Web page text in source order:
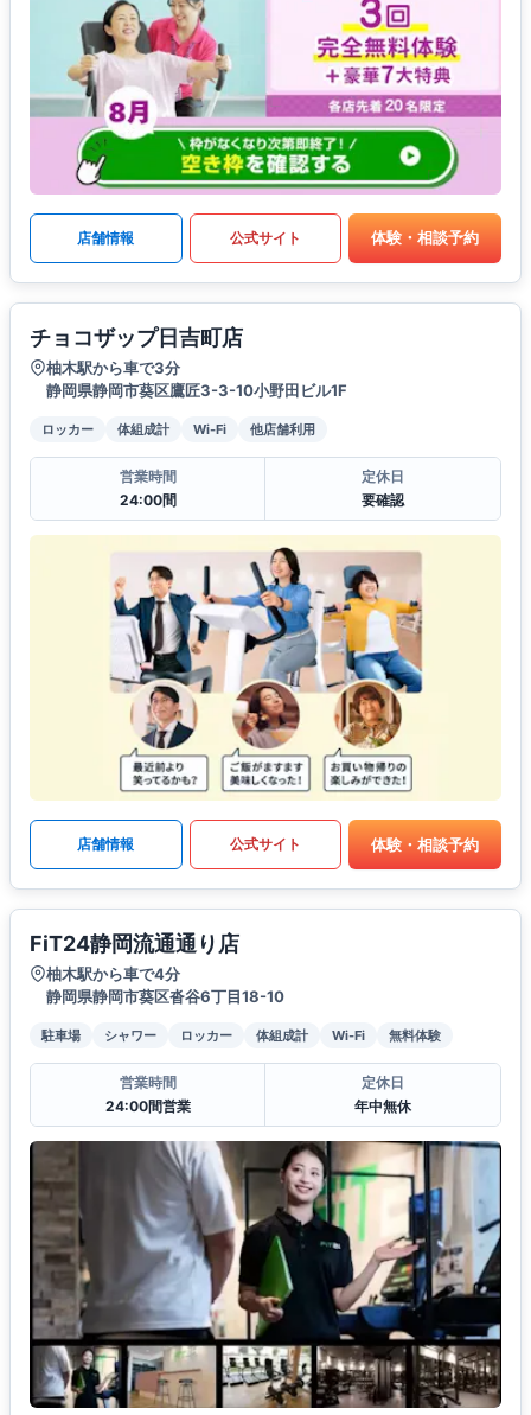
店舗情報 公式サイト 体験・相談予約
チョコザップ日吉町店
柚木駅から車で3分
静岡県静岡市葵区鷹匠3-3-10小野田ビル1F
ロッカー 体組成計 Wi-Fi 他店舗利用
営業時間
24:00間
定休日
要確認
店舗情報 公式サイト 体験・相談予約
FiT24静岡流通通り店
柚木駅から車で4分
静岡県静岡市葵区沓谷6丁目18-10
駐車場 シャワー ロッカー 体組成計 Wi-Fi 無料体験
営業時間
24:00間営業
定休日
年中無休